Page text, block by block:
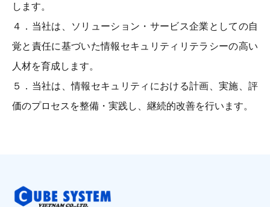
します。
４．当社は、ソリューション・サービス企業としての自
覚と責任に基づいた情報セキュリティリテラシーの高い
人材を育成します。
５．当社は、情報セキュリティにおける計画、実施、評
価のプロセスを整備・実践し、継続的改善を行います。